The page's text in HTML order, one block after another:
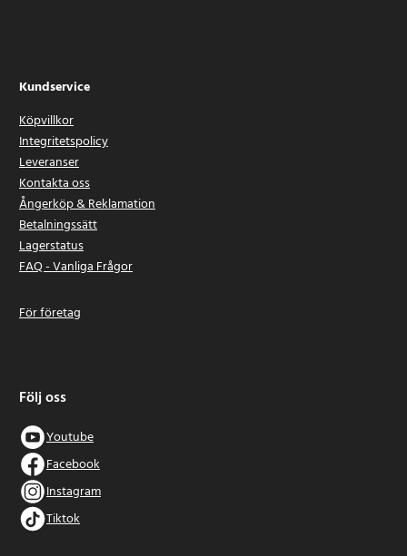
Kundservice
Köpvillkor
Integritetspolicy
Leveranser
Kontakta oss
Ångerköp & Reklamation
Betalningssätt
Lagerstatus
FAQ - Vanliga Frågor
För företag
Följ oss
Youtube
Facebook
Instagram
Tiktok